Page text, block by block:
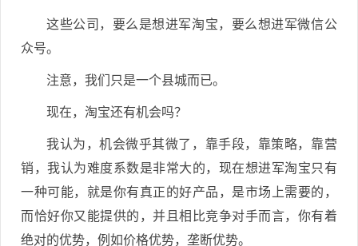
这些公司，要么是想进军淘宝，要么想进军微信公
众号。
注意，我们只是一个县城而已。
现在，淘宝还有机会吗？
我认为，机会微乎其微了，靠手段，靠策略，靠营
销，我认为难度系数是非常大的，现在想进军淘宝只有
一种可能，就是你有真正的好产品，是市场上需要的，
而恰好你又能提供的，并且相比竞争对手而言，你有着
绝对的优势，例如价格优势，垄断优势。